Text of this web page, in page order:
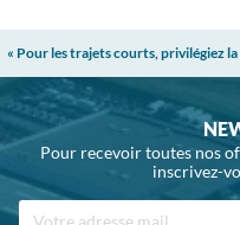
« Pour les trajets courts, privilégiez
Pour recevoir toutes nos
inscrivez-